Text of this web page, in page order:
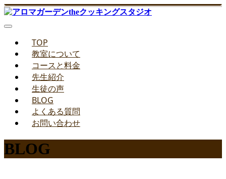
TOP
教室について
コースと料金
先生紹介
生徒の声
BLOG
よくある質問
お問い合わせ
BLOG